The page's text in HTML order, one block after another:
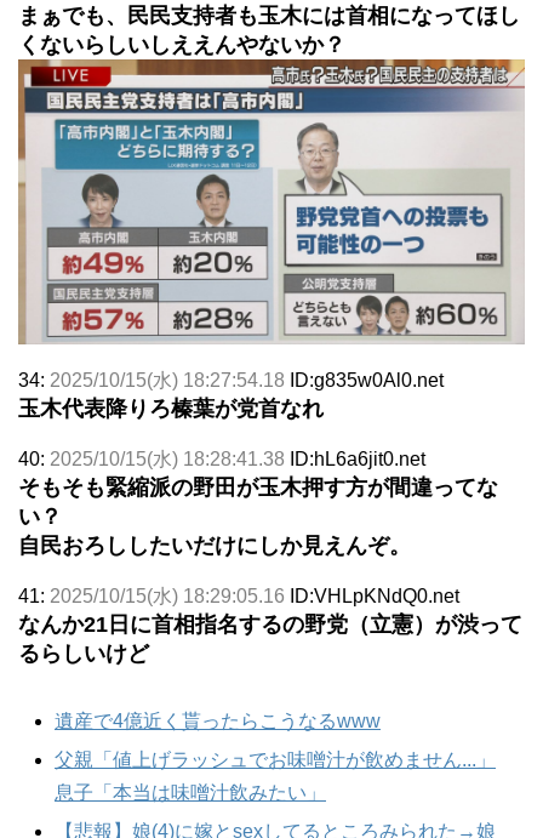
まぁでも、民民支持者も玉木には首相になってほし
くないらしいしええんやないか？
34: 2025/10/15(水) 18:27:54.18 ID:g835w0Al0.net
玉木代表降りろ榛葉が党首なれ
40: 2025/10/15(水) 18:28:41.38 ID:hL6a6jit0.net
そもそも緊縮派の野田が玉木押す方が間違ってな
い？
自民おろししたいだけにしか見えんぞ。
41: 2025/10/15(水) 18:29:05.16 ID:VHLpKNdQ0.net
なんか21日に首相指名するの野党（立憲）が渋って
るらしいけど
遺産で4億近く貰ったらこうなるwww
父親「値上げラッシュでお味噌汁が飲めません...」
息子「本当は味噌汁飲みたい」
【悲報】娘(4)に嫁とsexしてるところみられた→娘